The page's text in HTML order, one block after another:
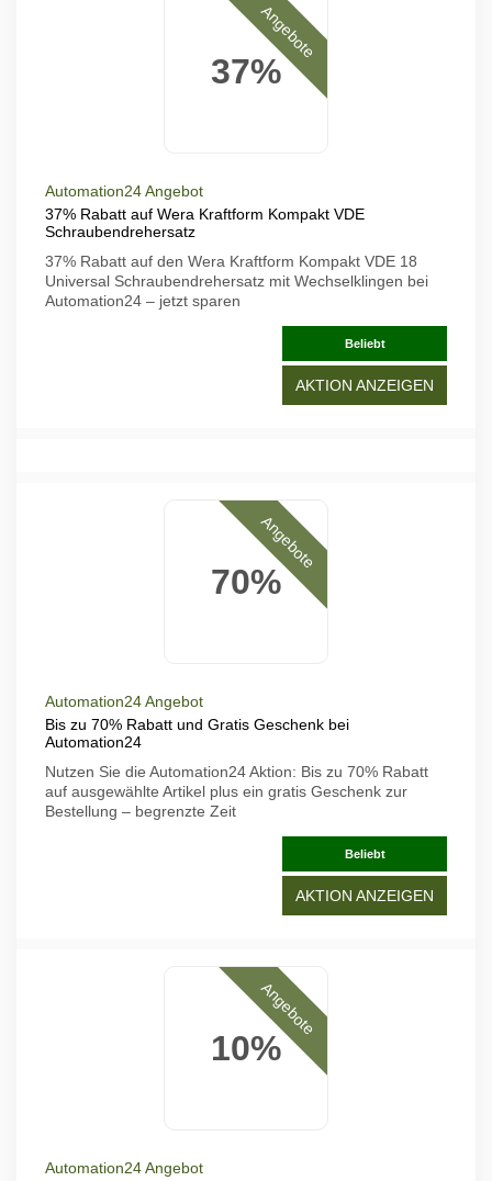
37%
Angebote
Automation24 Angebot
37% Rabatt auf Wera Kraftform Kompakt VDE
Schraubendrehersatz
37% Rabatt auf den Wera Kraftform Kompakt VDE 18
Universal Schraubendrehersatz mit Wechselklingen bei
Automation24 – jetzt sparen
Beliebt
AKTION ANZEIGEN
70%
Angebote
Automation24 Angebot
Bis zu 70% Rabatt und Gratis Geschenk bei
Automation24
Nutzen Sie die Automation24 Aktion: Bis zu 70% Rabatt
auf ausgewählte Artikel plus ein gratis Geschenk zur
Bestellung – begrenzte Zeit
Beliebt
AKTION ANZEIGEN
10%
Angebote
Automation24 Angebot